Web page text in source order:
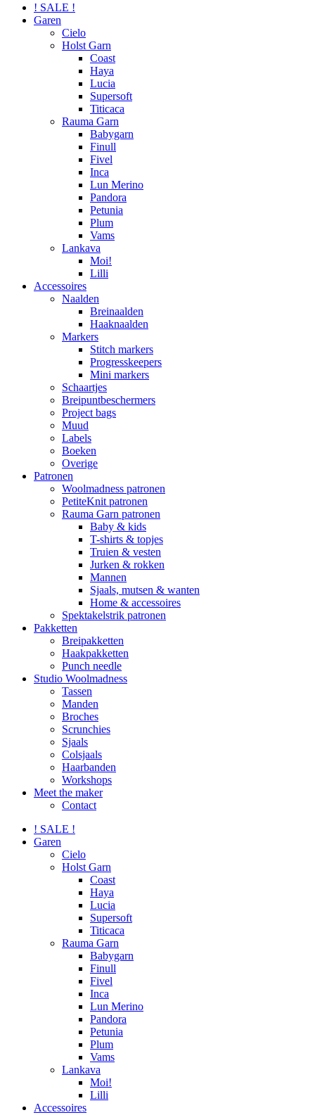
! SALE !
Garen
Cielo
Holst Garn
Coast
Haya
Lucia
Supersoft
Titicaca
Rauma Garn
Babygarn
Finull
Fivel
Inca
Lun Merino
Pandora
Petunia
Plum
Vams
Lankava
Moi!
Lilli
Accessoires
Naalden
Breinaalden
Haaknaalden
Markers
Stitch markers
Progresskeepers
Mini markers
Schaartjes
Breipuntbeschermers
Project bags
Muud
Labels
Boeken
Overige
Patronen
Woolmadness patronen
PetiteKnit patronen
Rauma Garn patronen
Baby & kids
T-shirts & topjes
Truien & vesten
Jurken & rokken
Mannen
Sjaals, mutsen & wanten
Home & accessoires
Spektakelstrik patronen
Pakketten
Breipakketten
Haakpakketten
Punch needle
Studio Woolmadness
Tassen
Manden
Broches
Scrunchies
Sjaals
Colsjaals
Haarbanden
Workshops
Meet the maker
Contact
! SALE !
Garen
Cielo
Holst Garn
Coast
Haya
Lucia
Supersoft
Titicaca
Rauma Garn
Babygarn
Finull
Fivel
Inca
Lun Merino
Pandora
Petunia
Plum
Vams
Lankava
Moi!
Lilli
Accessoires